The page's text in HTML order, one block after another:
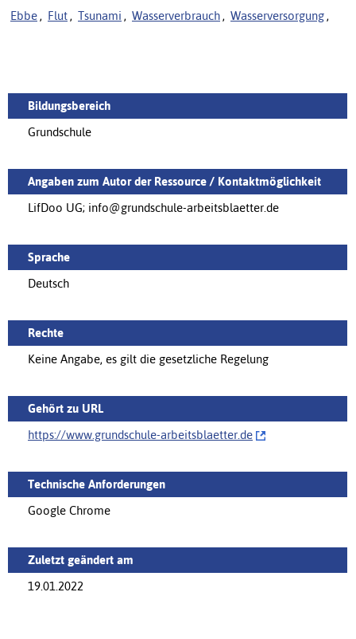
Ebbe , Flut , Tsunami , Wasserverbrauch , Wasserversorgung ,
Bildungsbereich
Grundschule
Angaben zum Autor der Ressource / Kontaktmöglichkeit
LifDoo UG; info@grundschule-arbeitsblaetter.de
Sprache
Deutsch
Rechte
Keine Angabe, es gilt die gesetzliche Regelung
Gehört zu URL
https://‌www.grundschule-arbeitsblaetter.de
Technische Anforderungen
Google Chrome
Zuletzt geändert am
19.01.2022